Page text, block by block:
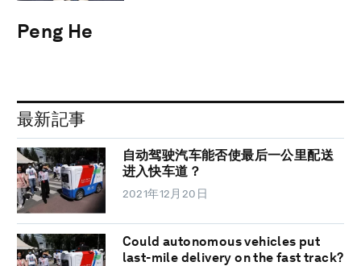
Peng He
最新記事
自动驾驶汽车能否使最后一公里配送
进入快车道？
2021年12月20日
Could autonomous vehicles put
last-mile delivery on the fast track?